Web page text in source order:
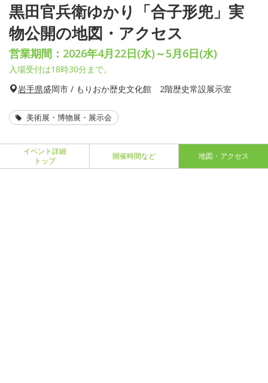
黒田官兵衛ゆかり「合子形兜」実
物公開の地図・アクセス
営業期間：2026年4月22日(水)～5月6日(水)
入場受付は18時30分まで。
岩手県盛岡市 / もりおか歴史文化館 2階歴史常設展示室
美術展・博物展・展示会
イベント詳細
トップ
開催時間など 地図・アクセス